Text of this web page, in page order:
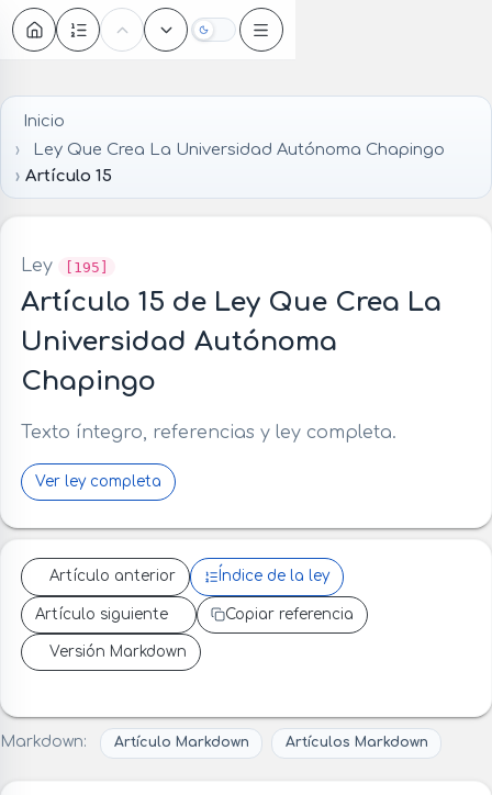
Oscuro
Inicio
Ley Que Crea La Universidad Autónoma Chapingo
Artículo 15
Ley [195]
Artículo 15 de Ley Que Crea La
Universidad Autónoma
Chapingo
Texto íntegro, referencias y ley completa.
Ver ley completa
Artículo anterior Índice de la ley
Artículo siguiente Copiar referencia
Versión Markdown
Markdown: Artículo Markdown Artículos Markdown